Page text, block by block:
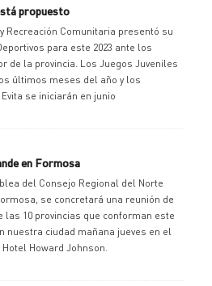
propuesto
Recreación Comunitaria presentó su
para este 2023 ante los
de la provincia. Los Juegos Juveniles
últimos meses del año y los
se iniciarán en junio
en Formosa
del Consejo Regional del Norte
se concretará una reunión de
las 10 provincias que conforman este
nuestra ciudad mañana jueves en el
Howard Johnson.